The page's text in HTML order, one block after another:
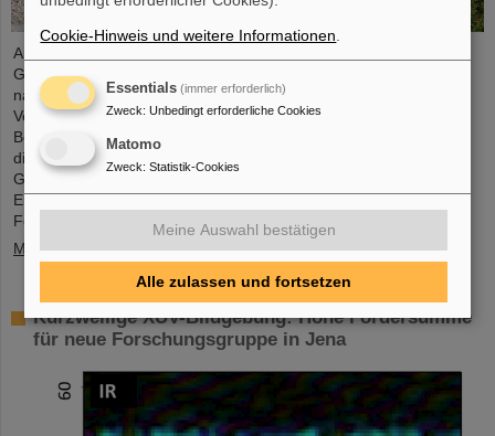
Auch im Jahr 2024 erfreute sich der bundesweite Aktionstag
Girls’Day bei GSI/FAIR wieder großer Nachfrage. Dieses Mal
nahmen 68 Mädchen im Alter zwischen elf und 17 Jahren an der
Veranstaltung teil und informierten sich über die
Beschleunigeranlagen und Experimente, über die Forschung und
die Infrastruktur sowie insbesondere über das Berufsangebot bei
GSI und FAIR. Die Mädchen nutzten den Girls’Day, um einen
Einblick in die vielfältigen Tätigkeiten in einer internationalen
Forschungseinrichtung…
Mehr »
Kurzwellige XUV-Bildgebung: Hohe Fördersumme
für neue Forschungsgruppe in Jena
Cookie-Hinweis und weitere Informationen
Essentials (immer erforderlich)
Zweck: Unbedingt erforderliche Cookies
Matomo
Zweck: Statistik-Cookies
Meine Auswahl bestätigen
Alle zulassen und fortsetzen